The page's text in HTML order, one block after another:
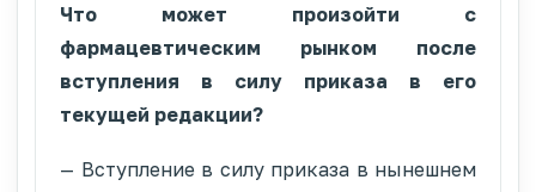
Что может произойти с
фармацевтическим рынком после
вступления в силу приказа в его
текущей редакции?
— Вступление в силу приказа в нынешнем